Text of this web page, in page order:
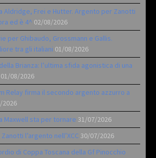
Aldridge, Frei e Hutter. Argento per Zanotti
ed è 4^ 02/08/2026
per Ghibaudo, Grossmann e Gallis.
tra gli italiani 01/08/2026
Brianza: l’ultima sfida agonistica di una
01/08/2026
Relay firma il secondo argento azzurro a
2026
Maxwell sta per tornare 31/07/2026
l’argento nell’XCC 30/07/2026
di Coppa Toscana della Gf Pinocchio